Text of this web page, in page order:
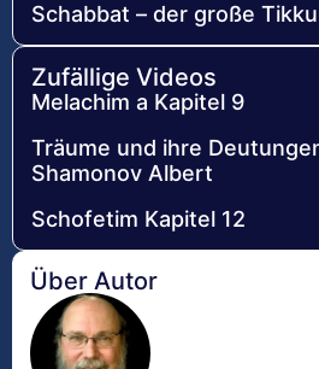
Schabbat – der große
Zufällige Videos
Melachim a Kapitel 9
Träume und ihre
Shamonov Albert
Schofetim Kapitel 12
Über Autor